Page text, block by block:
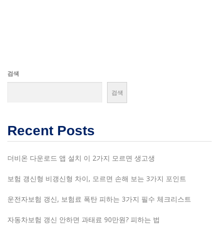
검색
검색
Recent Posts
더비온 다운로드 앱 설치 이 2가지 모르면 생고생
보험 갱신형 비갱신형 차이, 모르면 손해 보는 3가지 포인트
운전자보험 갱신, 보험료 폭탄 피하는 3가지 필수 체크리스트
자동차보험 갱신 안하면 과태료 90만원? 피하는 법